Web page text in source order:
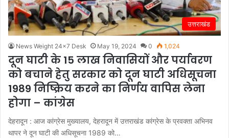
उत्तराखंड
News Weight 24x7 Desk May 19, 2024 0 1,024
दून घाटी के 15 लाख निवासियों और पर्यावरण
को बचाने हेतु सरकार को दून घाटी अधिसूचना
1989 निष्क्रिय करने का निर्णय वापिस लेना
होगा – कांग्रेस
देहरादून : आज कांग्रेस मुख्यालय, देहरादून में उत्तराखंड कांग्रेस के प्रवक्ता अभिनव
थापर ने दून घाटी की अधिसूचना 1989 को…